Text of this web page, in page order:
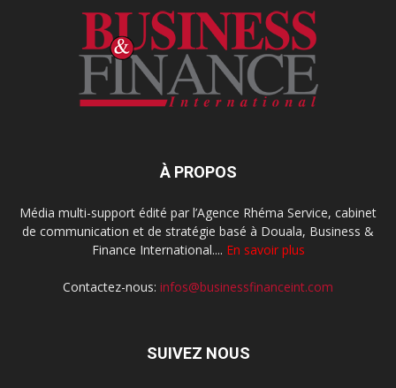
À PROPOS
Média multi-support édité par l’Agence Rhéma Service, cabinet
de communication et de stratégie basé à Douala, Business &
Finance International.... En savoir plus
Contactez-nous: infos@businessfinanceint.com
SUIVEZ NOUS